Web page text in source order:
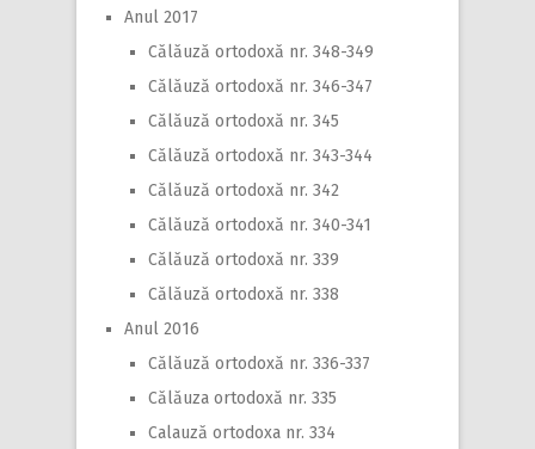
Anul 2017
Călăuză ortodoxă nr. 348-349
Călăuză ortodoxă nr. 346-347
Călăuză ortodoxă nr. 345
Călăuză ortodoxă nr. 343-344
Călăuză ortodoxă nr. 342
Călăuză ortodoxă nr. 340-341
Călăuză ortodoxă nr. 339
Călăuză ortodoxă nr. 338
Anul 2016
Călăuză ortodoxă nr. 336-337
Călăuza ortodoxă nr. 335
Calauză ortodoxa nr. 334